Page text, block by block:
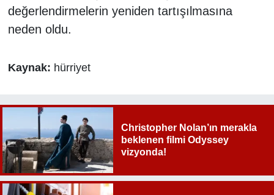
değerlendirmelerin yeniden tartışılmasına
neden oldu.
Kaynak: hürriyet
Christopher Nolan’ın merakla
beklenen filmi Odyssey
vizyonda!